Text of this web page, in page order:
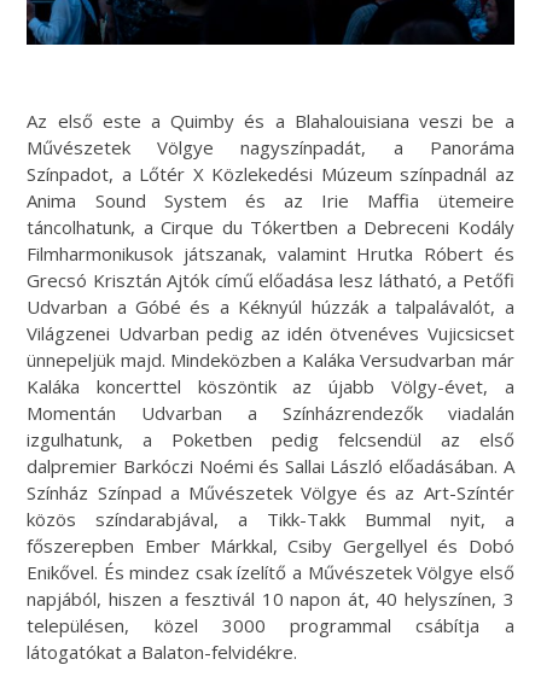
Az első este a Quimby és a Blahalouisiana veszi be a
Művészetek Völgye nagyszínpadát, a Panoráma
Színpadot, a Lőtér X Közlekedési Múzeum színpadnál az
Anima Sound System és az Irie Maffia ütemeire
táncolhatunk, a Cirque du Tókertben a Debreceni Kodály
Filmharmonikusok játszanak, valamint Hrutka Róbert és
Grecsó Krisztán Ajtók című előadása lesz látható, a Petőfi
Udvarban a Góbé és a Kéknyúl húzzák a talpalávalót, a
Világzenei Udvarban pedig az idén ötvenéves Vujicsicset
ünnepeljük majd. Mindeközben a Kaláka Versudvarban már
Kaláka koncerttel köszöntik az újabb Völgy-évet, a
Momentán Udvarban a Színházrendezők viadalán
izgulhatunk, a Poketben pedig felcsendül az első
dalpremier Barkóczi Noémi és Sallai László előadásában. A
Színház Színpad a Művészetek Völgye és az Art-Színtér
közös színdarabjával, a Tikk-Takk Bummal nyit, a
főszerepben Ember Márkkal, Csiby Gergellyel és Dobó
Enikővel. És mindez csak ízelítő a Művészetek Völgye első
napjából, hiszen a fesztivál 10 napon át, 40 helyszínen, 3
településen, közel 3000 programmal csábítja a
látogatókat a Balaton-felvidékre.